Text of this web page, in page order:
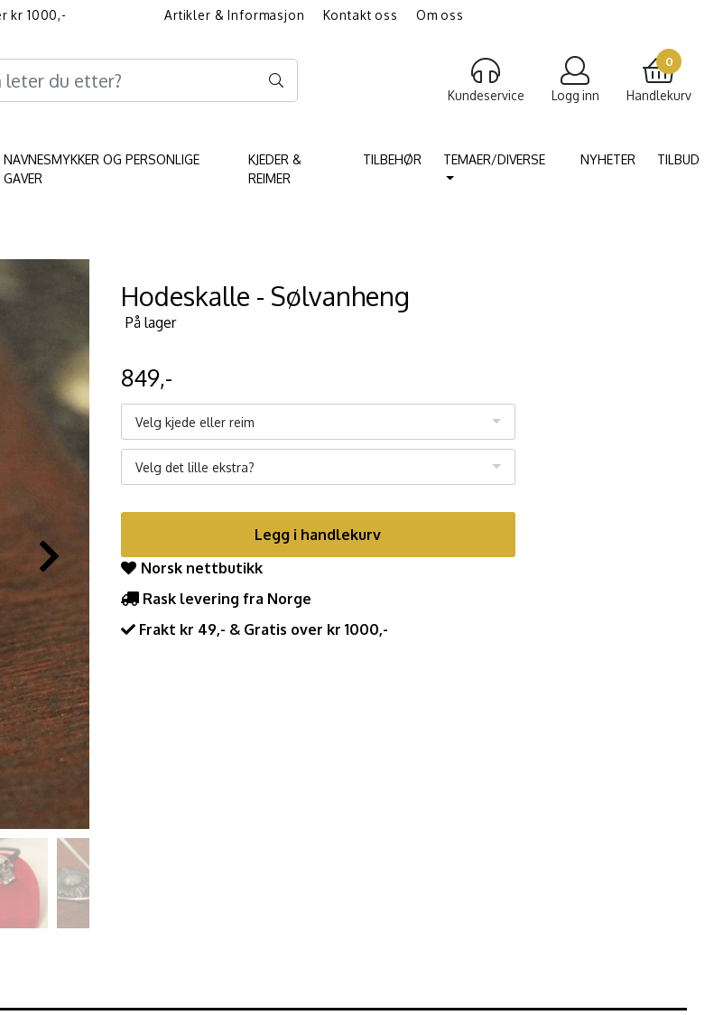
kr 1000,- Artikler & Informasjon Kontakt oss
Om oss
Kundeservice Logg inn
0
Handlekurv
NAVNESMYKKER OG PERSONLIGE
GAVER
KJEDER &
REIMER
TILBEHØR TEMAER/DIVERSE NYHETER TILBUD
Hodeskalle - Sølvanheng
På lager
849,-
Velg kjede eller reim
Velg det lille ekstra?
Legg i handlekurv
Norsk nettbutikk
Rask levering fra Norge
Frakt kr 49,- & Gratis over kr 1000,-